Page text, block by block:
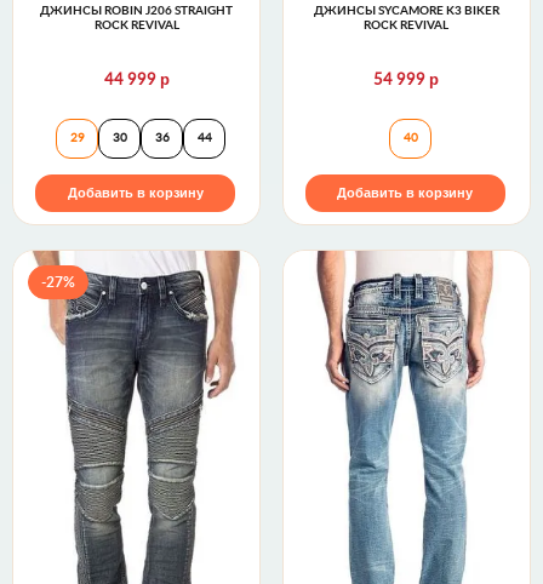
ДЖИНСЫ ROBIN J206 STRAIGHT
ROCK REVIVAL
44 999 р
Джинсы ROBIN J206 STRAIGHT Rock Revival
29 30 36 44
Добавить в корзину
ДЖИНСЫ SYCAMORE K3 BIKER
ROCK REVIVAL
54 999р
Джинсы
40
Добавить в корзину
-27%